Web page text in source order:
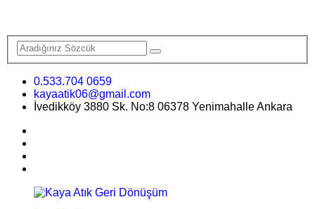
0.533.704 0659
kayaatik06@gmail.com
İvedikköy 3880 Sk. No:8 06378 Yenimahalle Ankara